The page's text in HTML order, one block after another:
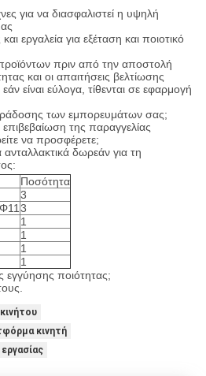
για να διασφαλιστεί η υψηλή
εργαλεία για εξέταση και ποιοτικό
πριν από την αποστολή
και οι απαιτήσεις βελτίωσης
είναι εύλογα, τίθενται σε εφαρμογή
των εμπορευμάτων σας;
επιβεβαίωση της παραγγελίας
να προσφέρετε;
δωρεάν για τη
Ποσότητα
3
Φ113
1
1
1
1
εγγύησης ποιότητας;
κινητή